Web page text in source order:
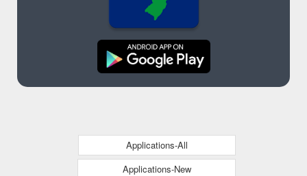
Applications-All
Applications-New